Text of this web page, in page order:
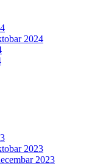
2024
2023
2023